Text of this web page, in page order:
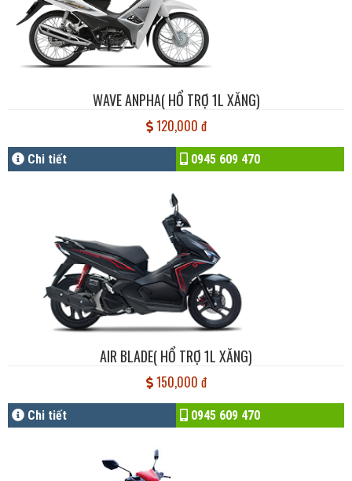
WAVE ANPHA( HỔ TRỢ 1L XĂNG)
120,000 đ
Chi tiết 0945 609 470
AIR BLADE( HỔ TRỢ 1L XĂNG)
150,000 đ
Chi tiết 0945 609 470